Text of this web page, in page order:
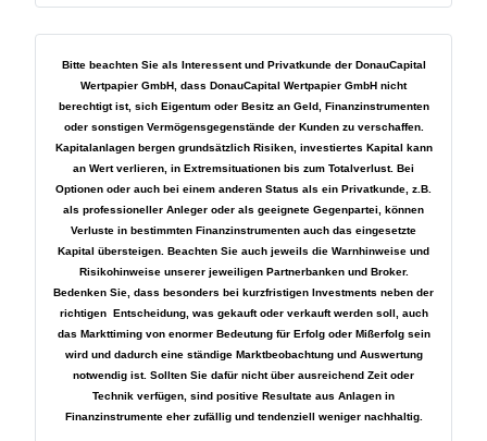
Bitte beachten Sie als Interessent und Privatkunde der DonauCapital
Wertpapier GmbH, dass DonauCapital Wertpapier GmbH nicht
berechtigt ist, sich Eigentum oder Besitz an Geld, Finanzinstrumenten
oder sonstigen Vermögensgegenstände der Kunden zu verschaffen.
Kapitalanlagen bergen grundsätzlich Risiken, investiertes Kapital kann
an Wert verlieren, in Extremsituationen bis zum Totalverlust. Bei
Optionen oder auch bei einem anderen Status als ein Privatkunde, z.B.
als professioneller Anleger oder als geeignete Gegenpartei, können
Verluste in bestimmten Finanzinstrumenten auch das eingesetzte
Kapital übersteigen. Beachten Sie auch jeweils die Warnhinweise und
Risikohinweise unserer jeweiligen Partnerbanken und Broker.
Bedenken Sie, dass besonders bei kurzfristigen Investments neben der
richtigen Entscheidung, was gekauft oder verkauft werden soll, auch
das Markttiming von enormer Bedeutung für Erfolg oder Mißerfolg sein
wird und dadurch eine ständige Marktbeobachtung und Auswertung
notwendig ist. Sollten Sie dafür nicht über ausreichend Zeit oder
Technik verfügen, sind positive Resultate aus Anlagen in
Finanzinstrumente eher zufällig und tendenziell weniger nachhaltig.